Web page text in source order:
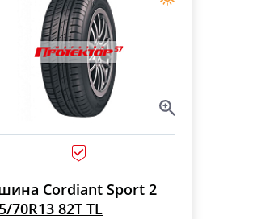
Cordiant Sport 2
70R13 82T TL